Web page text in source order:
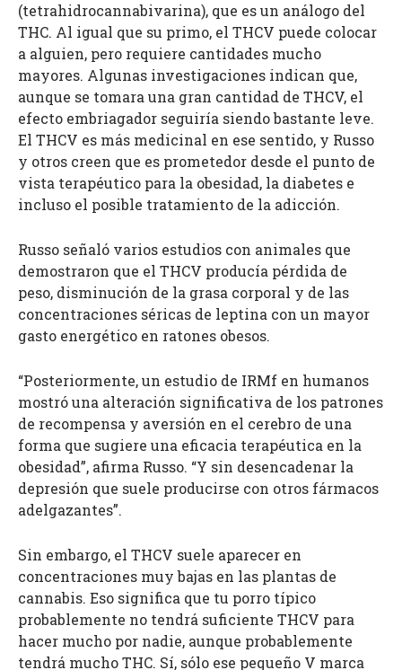
(tetrahidrocannabivarina), que es un análogo del
THC. Al igual que su primo, el THCV puede colocar
a alguien, pero requiere cantidades mucho
mayores. Algunas investigaciones indican que,
aunque se tomara una gran cantidad de THCV, el
efecto embriagador seguiría siendo bastante leve.
El THCV es más medicinal en ese sentido, y Russo
y otros creen que es prometedor desde el punto de
vista terapéutico para la obesidad, la diabetes e
incluso el posible tratamiento de la adicción.
Russo señaló varios estudios con animales que
demostraron que el THCV producía pérdida de
peso, disminución de la grasa corporal y de las
concentraciones séricas de leptina con un mayor
gasto energético en ratones obesos.
“Posteriormente, un estudio de IRMf en humanos
mostró una alteración significativa de los patrones
de recompensa y aversión en el cerebro de una
forma que sugiere una eficacia terapéutica en la
obesidad”, afirma Russo. “Y sin desencadenar la
depresión que suele producirse con otros fármacos
adelgazantes”.
Sin embargo, el THCV suele aparecer en
concentraciones muy bajas en las plantas de
cannabis. Eso significa que tu porro típico
probablemente no tendrá suficiente THCV para
hacer mucho por nadie, aunque probablemente
tendrá mucho THC. Sí, sólo ese pequeño V marca